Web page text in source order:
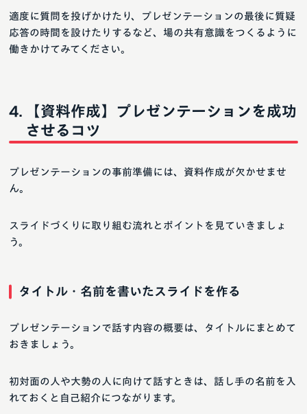
適度に質問を投げかけたり、プレゼンテーションの最後に質疑
応答の時間を設けたりするなど、場の共有意識をつくるように
働きかけてみてください。
【資料作成】プレゼンテーションを成功
させるコツ
プレゼンテーションの事前準備には、資料作成が欠かせませ
ん。
スライドづくりに取り組む流れとポイントを見ていきましょ
う。
タイトル・名前を書いたスライドを作る
プレゼンテーションで話す内容の概要は、タイトルにまとめて
おきましょう。
初対面の人や大勢の人に向けて話すときは、話し手の名前を入
れておくと自己紹介につながります。